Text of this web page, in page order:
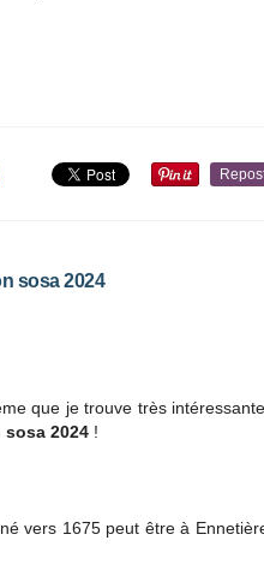
sosa 2024
que je trouve très
sosa 2024 !
vers 1675 peut être à